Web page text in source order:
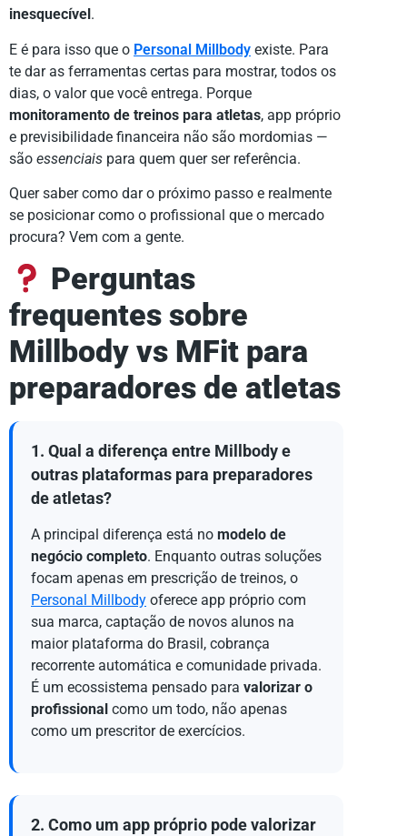
inesquecível .
E é para isso que o Personal Millbody existe. Para
te dar as ferramentas certas para mostrar, todos os
dias, o valor que você entrega. Porque
monitoramento de treinos para atletas, app próprio
e previsibilidade financeira não são mordomias —
são essenciais para quem quer ser referência.
Quer saber como dar o próximo passo e realmente
se posicionar como o profissional que o mercado
procura? Vem com a gente.
Perguntas
frequentes sobre
Millbody vs MFit para
preparadores de atletas
1. Qual a diferença entre Millbody e
outras plataformas para preparadores
de atletas?
A principal diferença está no modelo de
negócio completo. Enquanto outras soluções
focam apenas em prescrição de treinos, o
Personal Millbody oferece app próprio com
sua marca, captação de novos alunos na
maior plataforma do Brasil, cobrança
recorrente automática e comunidade privada.
É um ecossistema pensado para valorizar o
profissional como um todo, não apenas
como um prescritor de exercícios.
2. Como um app próprio pode valorizar